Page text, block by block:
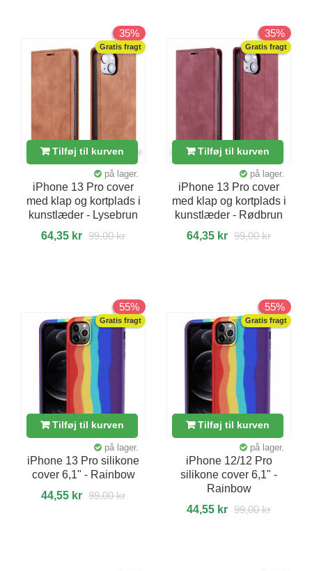
35%
Gratis fragt
Tilføj til kurven
på lager.
iPhone 13 Pro cover
med klap og kortplads i
kunstlæder - Lysebrun
64,35 kr 99,00 kr
35%
Gratis fragt
Tilføj til kurven
på lager.
iPhone 13 Pro cover
med klap og kortplads i
kunstlæder - Rødbrun
64,35 kr 99,00 kr
55%
Gratis fragt
Tilføj til kurven
på lager.
iPhone 13 Pro silikone
cover 6,1" - Rainbow
44,55 kr 99,00 kr
55%
Gratis fragt
Tilføj til kurven
på lager.
iPhone 12/12 Pro
silikone cover 6,1" -
Rainbow
44,55 kr 99,00 kr